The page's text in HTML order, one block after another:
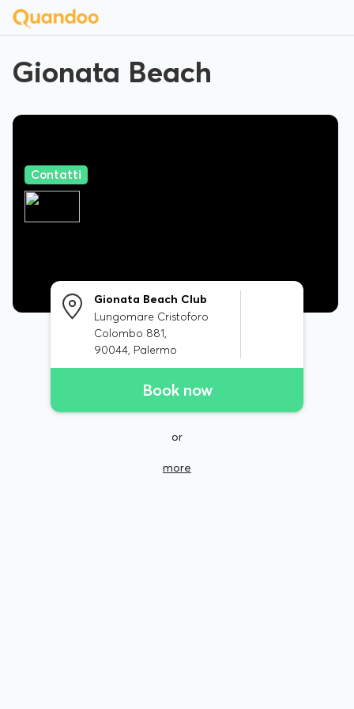
Gionata Beach
Contatti
Gionata Beach Club
Lungomare Cristoforo
Colombo 881,
90044, Palermo
Book now
or
more